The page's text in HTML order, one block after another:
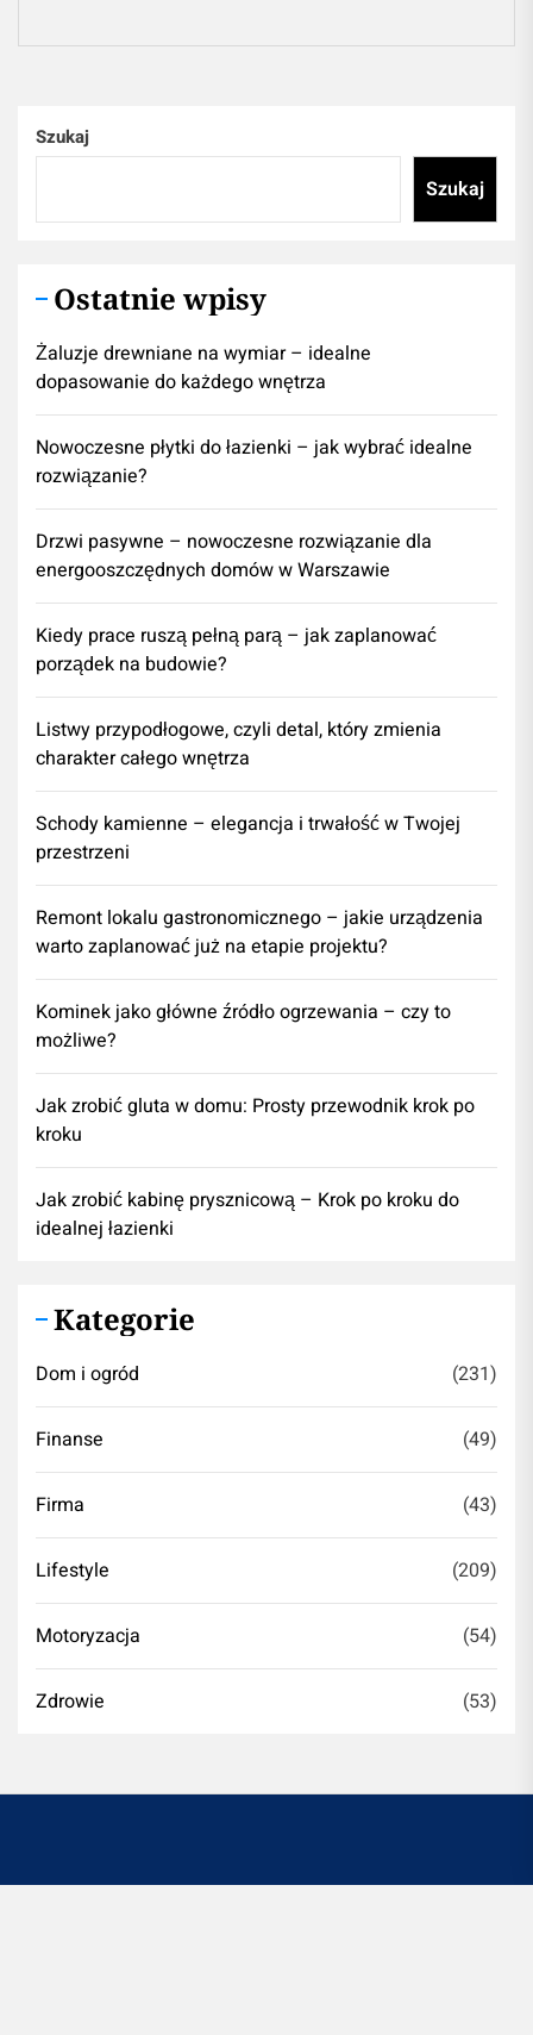
Szukaj
Szukaj
Ostatnie wpisy
Żaluzje drewniane na wymiar – idealne
dopasowanie do każdego wnętrza
Nowoczesne płytki do łazienki – jak wybrać idealne
rozwiązanie?
Drzwi pasywne – nowoczesne rozwiązanie dla
energooszczędnych domów w Warszawie
Kiedy prace ruszą pełną parą – jak zaplanować
porządek na budowie?
Listwy przypodłogowe, czyli detal, który zmienia
charakter całego wnętrza
Schody kamienne – elegancja i trwałość w Twojej
przestrzeni
​Remont lokalu gastronomicznego – jakie urządzenia
warto zaplanować już na etapie projektu?
Kominek jako główne źródło ogrzewania – czy to
możliwe?
Jak zrobić gluta w domu: Prosty przewodnik krok po
kroku
Jak zrobić kabinę prysznicową – Krok po kroku do
idealnej łazienki
Kategorie
Dom i ogród (231)
Finanse (49)
Firma (43)
Lifestyle (209)
Motoryzacja (54)
Zdrowie (53)